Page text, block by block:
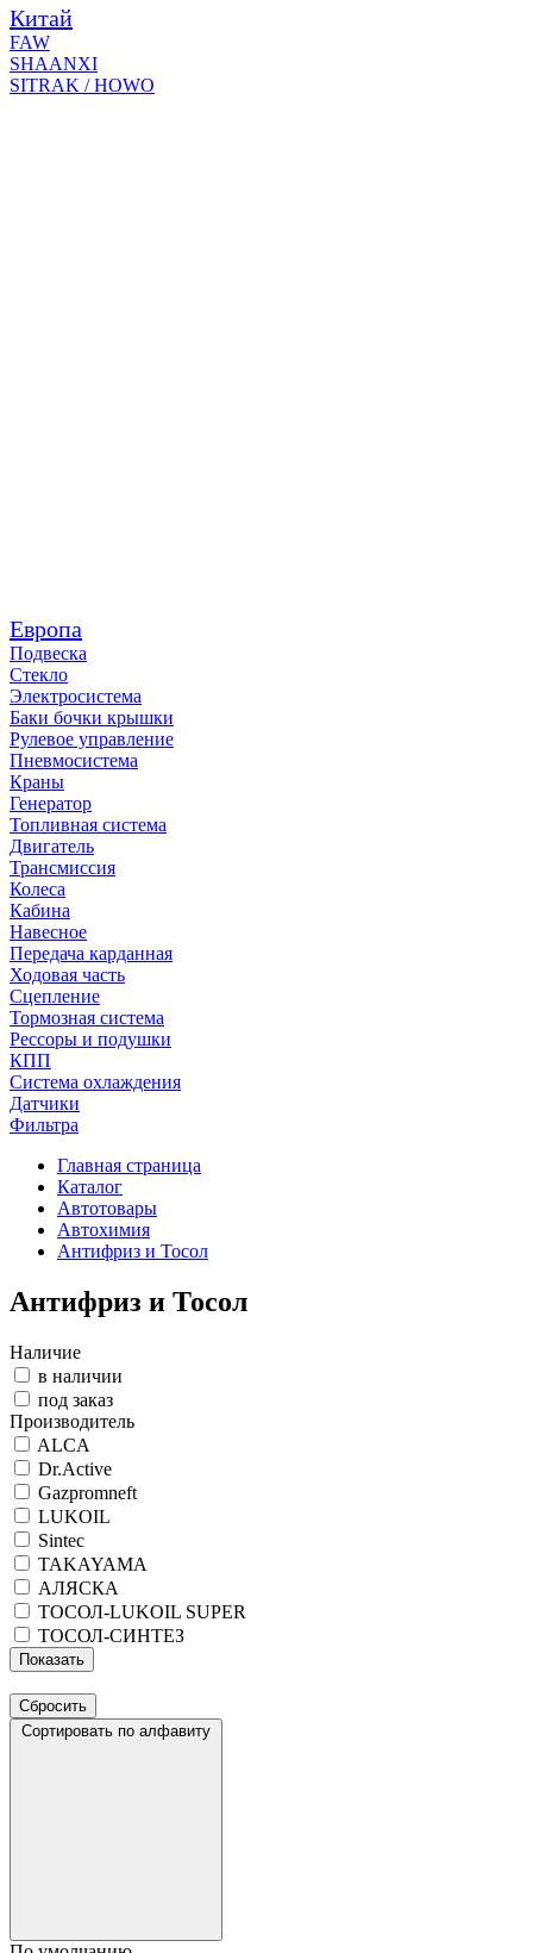
Китай
FAW
SHAANXI
SITRAK / HOWO
Европа
Подвеска
Стекло
Электросистема
Баки бочки крышки
Рулевое управление
Пневмосистема
Краны
Генератор
Топливная система
Двигатель
Трансмиссия
Колеса
Кабина
Навесное
Передача карданная
Ходовая часть
Сцепление
Тормозная система
Рессоры и подушки
КПП
Система охлаждения
Датчики
Фильтра
Главная страница
Каталог
Автотовары
Автохимия
Антифриз и Тосол
Антифриз и Тосол
Наличие
в наличии
под заказ
Производитель
ALCA
Dr.Active
Gazpromneft
LUKOIL
Sintec
TAKAYAMA
АЛЯСКА
ТОСОЛ-LUKOIL SUPER
ТОСОЛ-СИНТЕЗ
Сортировать по алфавиту